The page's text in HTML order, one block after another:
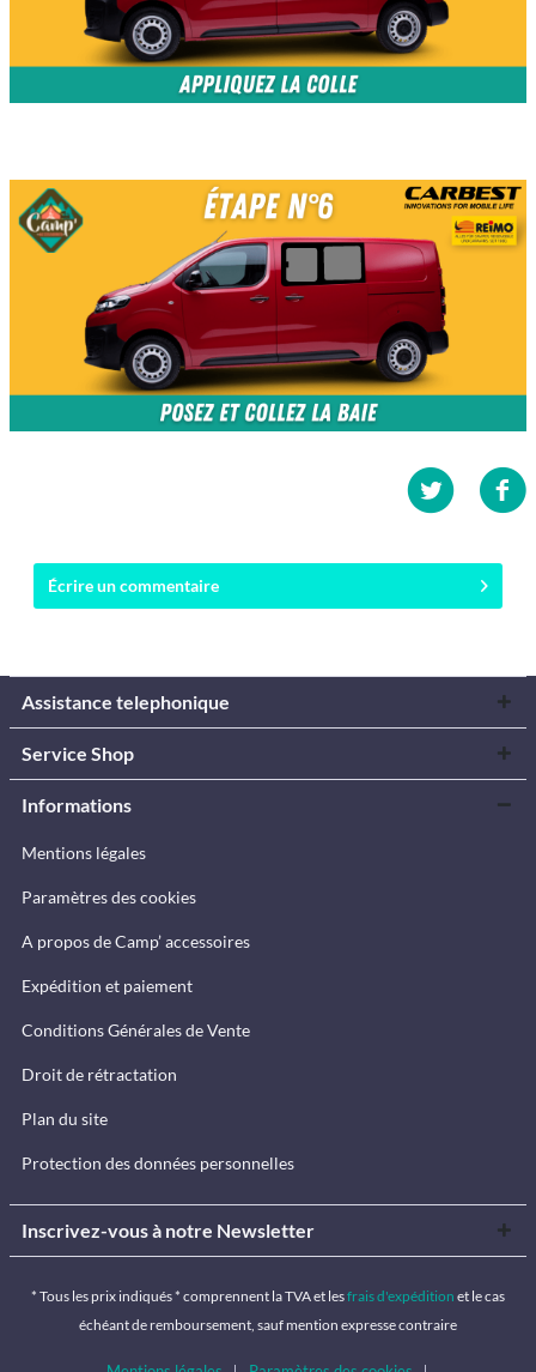
Écrire un commentaire
Assistance telephonique
Service Shop
Informations
Mentions légales
Paramètres des cookies
A propos de Camp’ accessoires
Expédition et paiement
Conditions Générales de Vente
Droit de rétractation
Plan du site
Protection des données personnelles
Inscrivez-vous à notre Newsletter
* Tous les prix indiqués * comprennent la TVA et lesfrais d'expédition et le cas
échéant de remboursement, sauf mention expresse contraire